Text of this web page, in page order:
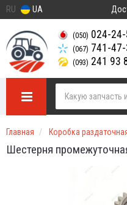
RU UA
(050) 024-
(067) 741-
(093) 241 93
Главная Коробка
Шестерня